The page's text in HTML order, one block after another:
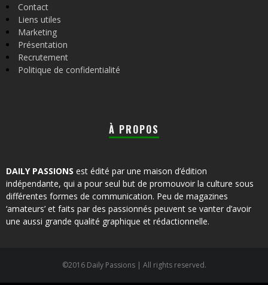
Contact
Liens utiles
Marketing
Présentation
Recrutement
Politique de confidentialité
À PROPOS
DAILY PASSIONS est édité par une maison d’édition
indépendante, qui a pour seul but de promouvoir la culture sous
différentes formes de communication. Peu de magazines
‘amateurs’ et faits par des passionnés peuvent se vanter d’avoir
une aussi grande qualité graphique et rédactionnelle.
©2016 Daily Passions | All rights reserved.